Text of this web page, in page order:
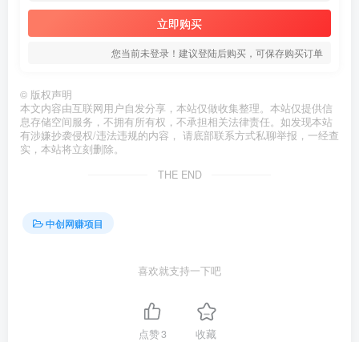
立即购买
您当前未登录！建议登陆后购买，可保存购买订单
© 版权声明
本文内容由互联网用户自发分享，本站仅做收集整理。本站仅提供信
息存储空间服务，不拥有所有权，不承担相关法律责任。如发现本站
有涉嫌抄袭侵权/违法违规的内容， 请底部联系方式私聊举报，一经查
实，本站将立刻删除。
THE END
中创网赚项目
喜欢就支持一下吧
点赞3 收藏